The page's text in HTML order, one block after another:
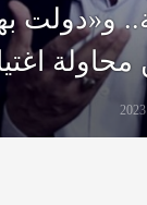
و«دولت
محاولة